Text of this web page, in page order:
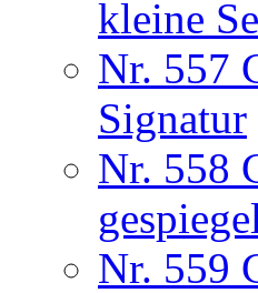
kleine
Nr. 557
Signatur
Nr. 558
Nr. 559